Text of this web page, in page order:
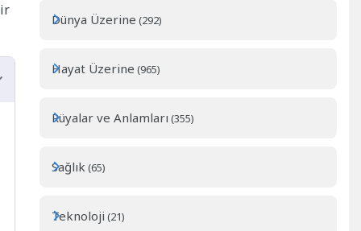
Dünya Üzerine (292)
Hayat Üzerine (965)
Rüyalar ve Anlamları (355)
Sağlık (65)
Teknoloji (21)